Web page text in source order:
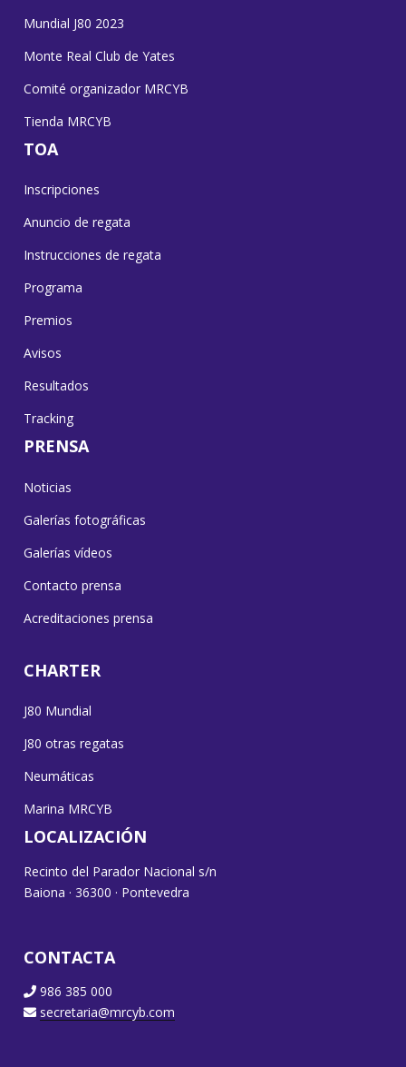
Mundial J80 2023
Monte Real Club de Yates
Comité organizador MRCYB
Tienda MRCYB
TOA
Inscripciones
Anuncio de regata
Instrucciones de regata
Programa
Premios
Avisos
Resultados
Tracking
PRENSA
Noticias
Galerías fotográficas
Galerías vídeos
Contacto prensa
Acreditaciones prensa
CHARTER
J80 Mundial
J80 otras regatas
Neumáticas
Marina MRCYB
LOCALIZACIÓN
Recinto del Parador Nacional s/n
Baiona · 36300 · Pontevedra
CONTACTA
986 385 000
secretaria@mrcyb.com